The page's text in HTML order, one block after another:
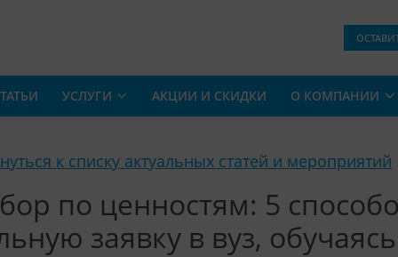
УСЛУГИ АКЦИИ И СКИДКИ О КОМПАНИИ
к списку актуальных статей и мероприятий
по ценностям: 5
заявку в вуз,